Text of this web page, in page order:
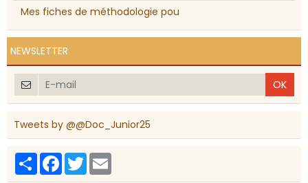
Mes fiches de méthodologie pou
NEWSLETTER
OK
Tweets by @@Doc_Junior25
PartagerFacebook
Twitter